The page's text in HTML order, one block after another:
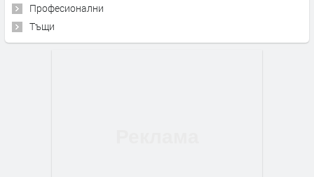
Професионални
Тъщи